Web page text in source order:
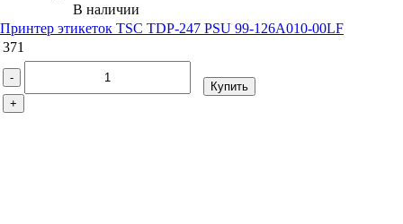
В наличии
Принтер этикеток TSC TDP-247 PSU 99-126A010-00LF
371
-
+
Купить